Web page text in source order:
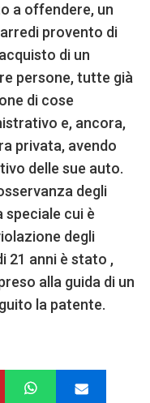
a offendere, un
provento di
di un
persone, tutte già
di cose
e, ancora,
privata, avendo
delle sue auto.
degli
speciale cui è
degli
21 anni è stato ,
alla guida di un
la patente.